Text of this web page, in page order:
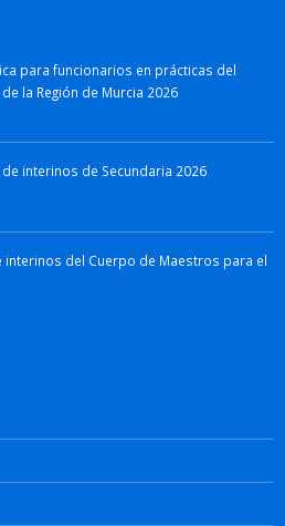
para funcionarios en prácticas del
la Región de Murcia 2026
interinos de Secundaria 2026
interinos del Cuerpo de Maestros para el